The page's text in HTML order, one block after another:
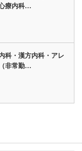
療内科…
科・漢方内科・アレ
非常勤…